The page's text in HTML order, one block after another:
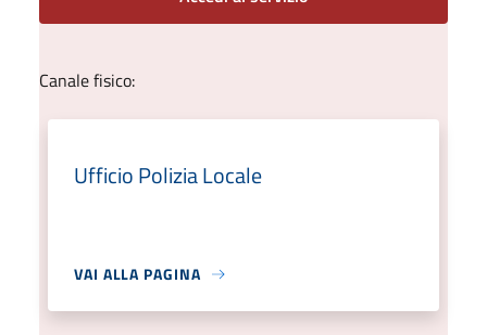
Canale fisico:
Ufficio Polizia Locale
VAI ALLA PAGINA